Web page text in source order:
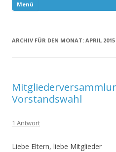
Menü
ARCHIV FÜR DEN MONAT: APRIL 2015
Vorstandswahl
1 Antwort
Liebe Eltern, liebe Mitglieder